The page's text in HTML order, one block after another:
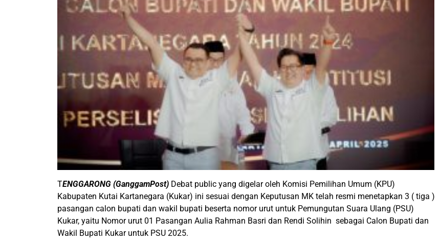
TENGGARONG (GanggamPost) Debat public yang digelar oleh Komisi Pemilihan Umum (KPU)
Kabupaten Kutai Kartanegara (Kukar) ini sesuai dengan Keputusan MK telah resmi menetapkan 3 ( tiga )
pasangan calon bupati dan wakil bupati beserta nomor urut untuk Pemungutan Suara Ulang (PSU)
Kukar, yaitu Nomor urut 01 Pasangan Aulia Rahman Basri dan Rendi Solihin sebagai Calon Bupati dan
Wakil Bupati Kukar untuk PSU 2025.